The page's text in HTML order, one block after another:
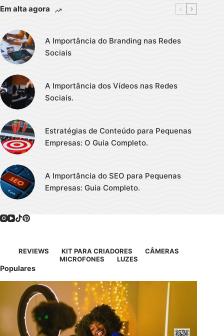
Em alta agora
A Importância do Branding nas Redes
Sociais
A Importância dos Vídeos nas Redes
Sociais.
Estratégias de Conteúdo para Pequenas
Empresas: O Guia Completo.
A Importância do SEO para Pequenas
Empresas: Guia Completo.
REVIEWS KIT PARA CRIADORES
CÂMERAS
MICROFONES
LUZES
Populares